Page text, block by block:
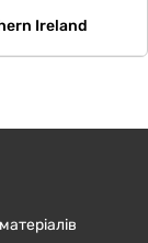
Ireland